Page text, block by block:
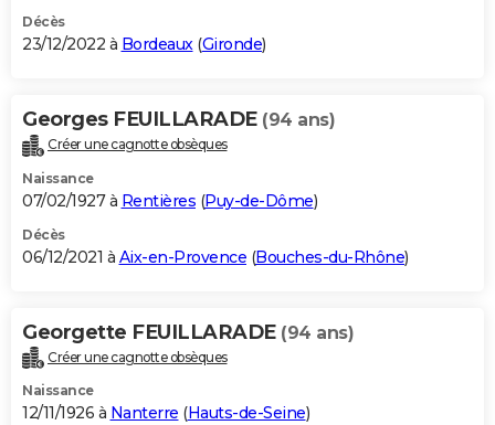
Décès
23/12/2022 à Bordeaux(Gironde)
Georges FEUILLARADE (94 ans)
Créer une cagnotte obsèques
Naissance
07/02/1927 à Rentières (Puy-de-Dôme)
Décès
06/12/2021 à Aix-en-Provence (Bouches-du-Rhône)
Georgette FEUILLARADE (94 ans)
Créer une cagnotte obsèques
Naissance
12/11/1926 à Nanterre (Hauts-de-Seine)